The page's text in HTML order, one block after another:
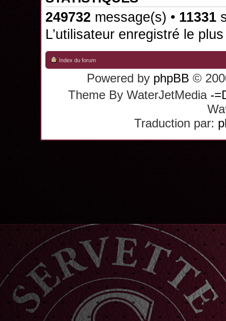
249732 message(s) • 11331
L’utilisateur enregistré le
Index du forum
Powered by phpBB ©
Theme By WaterJetMedia -
Traduction par: